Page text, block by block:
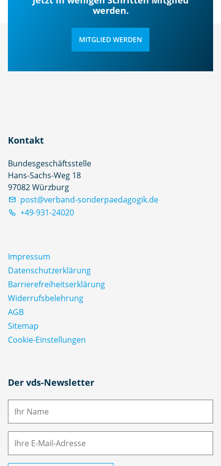
werden.
MITGLIED WERDEN
Kontakt
Bundesgeschäftsstelle
Hans-Sachs-Weg 18
97082 Würzburg
post@verband-sonderpaedagogik.de
+49-931-24020
Impressum
Datenschutz­erklärung
Barrierefreiheitserklärung
Widerrufsbelehrung
AGB
Sitemap
Cookie-Einstellungen
Der vds-Newsletter
N
M